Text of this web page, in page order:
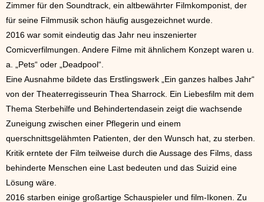
Zimmer für den Soundtrack, ein altbewährter Filmkomponist, der
für seine Filmmusik schon häufig ausgezeichnet wurde.
2016 war somit eindeutig das Jahr neu inszenierter
Comicverfilmungen. Andere Filme mit ähnlichem Konzept waren u.
a. „Pets“ oder „Deadpool“.
Eine Ausnahme bildete das Erstlingswerk „Ein ganzes halbes Jahr“
von der Theaterregisseurin Thea Sharrock. Ein Liebesfilm mit dem
Thema Sterbehilfe und Behindertendasein zeigt die wachsende
Zuneigung zwischen einer Pflegerin und einem
querschnittsgelähmten Patienten, der den Wunsch hat, zu sterben.
Kritik erntete der Film teilweise durch die Aussage des Films, dass
behinderte Menschen eine Last bedeuten und das Suizid eine
Lösung wäre.
2016 starben einige großartige Schauspieler und film-Ikonen. Zu